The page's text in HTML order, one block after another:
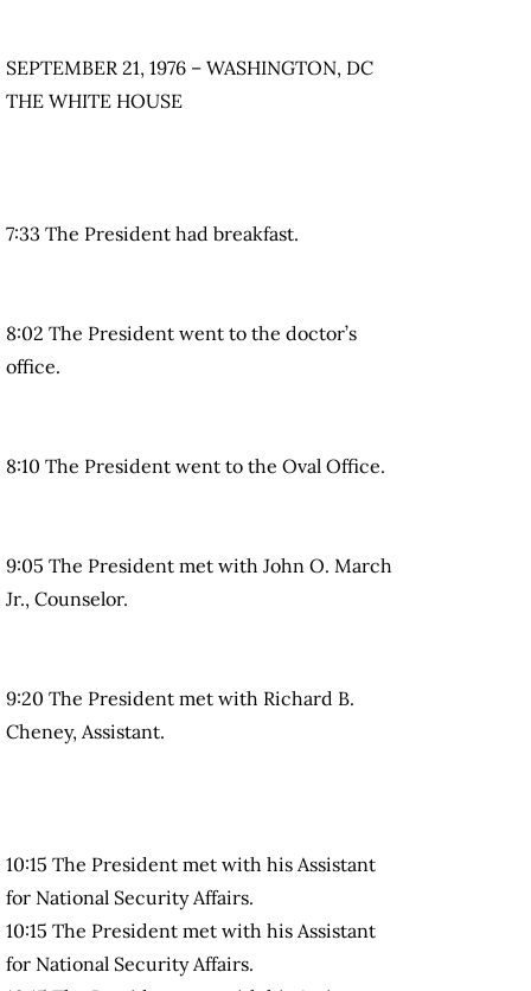
SEPTEMBER 21, 1976 – WASHINGTON, DC
THE WHITE HOUSE
7:33 The President had breakfast.
8:02 The President went to the doctor’s
office.
8:10 The President went to the Oval Office.
9:05 The President met with John O. March
Jr., Counselor.
9:20 The President met with Richard B.
Cheney, Assistant.
10:15 The President met with his Assistant
for National Security Affairs.
10:15 The President met with his Assistant
for National Security Affairs.